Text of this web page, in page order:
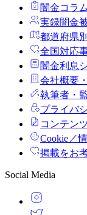
闇金コラム
実録闇金
都道府県別
全国対応
闇金利息
会社概要
執筆者・
プライバ
コンテン
Cookie／
掲載をお
Social Media